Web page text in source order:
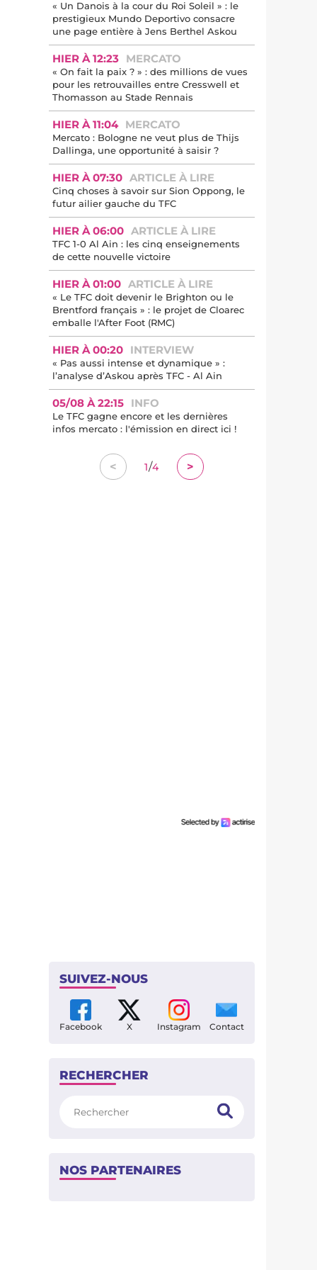
« Un Danois à la cour du Roi Soleil » : le
prestigieux Mundo Deportivo consacre
une page entière à Jens Berthel Askou
HIER À 12:23 MERCATO
« On fait la paix ? » : des millions de vues
pour les retrouvailles entre Cresswell et
Thomasson au Stade Rennais
HIER À 11:04 MERCATO
Mercato : Bologne ne veut plus de Thijs
Dallinga, une opportunité à saisir ?
HIER À 07:30 ARTICLE À LIRE
Cinq choses à savoir sur Sion Oppong, le
futur ailier gauche du TFC
HIER À 06:00 ARTICLE À LIRE
TFC 1-0 Al Ain : les cinq enseignements
de cette nouvelle victoire
HIER À 01:00 ARTICLE À LIRE
« Le TFC doit devenir le Brighton ou le
Brentford français » : le projet de Cloarec
emballe l'After Foot (RMC)
HIER À 00:20 INTERVIEW
« Pas aussi intense et dynamique » :
l’analyse d’Askou après TFC - Al Ain
05/08 À 22:15 INFO
Le TFC gagne encore et les dernières
infos mercato : l'émission en direct ici !
< 1/4 >
SUIVEZ-NOUS
Facebook X Instagram Contact
RECHERCHER
NOS PARTENAIRES